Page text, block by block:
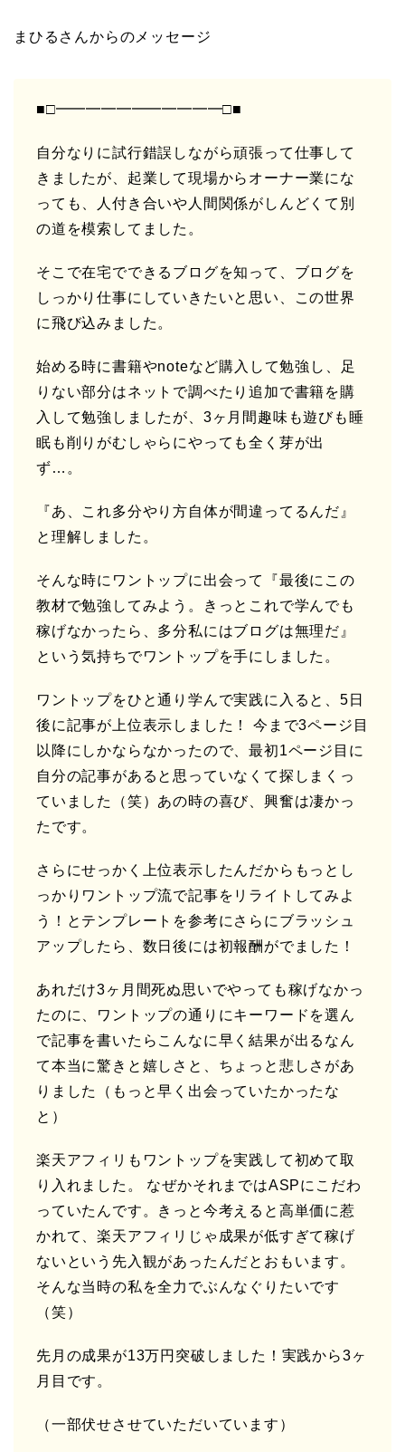
まひるさんからのメッセージ
■□━━━━━━━━━━━□■
自分なりに試行錯誤しながら頑張って仕事して
きましたが、起業して現場からオーナー業にな
っても、人付き合いや人間関係がしんどくて別
の道を模索してました。
そこで在宅でできるブログを知って、ブログを
しっかり仕事にしていきたいと思い、この世界
に飛び込みました。
始める時に書籍やnoteなど購入して勉強し、足
りない部分はネットで調べたり追加で書籍を購
入して勉強しましたが、3ヶ月間趣味も遊びも睡
眠も削りがむしゃらにやっても全く芽が出
ず…。
『あ、これ多分やり方自体が間違ってるんだ』
と理解しました。
そんな時にワントップに出会って『最後にこの
教材で勉強してみよう。きっとこれで学んでも
稼げなかったら、多分私にはブログは無理だ』
という気持ちでワントップを手にしました。
ワントップをひと通り学んで実践に入ると、5日
後に記事が上位表示しました！ 今まで3ページ目
以降にしかならなかったので、最初1ページ目に
自分の記事があると思っていなくて探しまくっ
ていました（笑）あの時の喜び、興奮は凄かっ
たです。
さらにせっかく上位表示したんだからもっとし
っかりワントップ流で記事をリライトしてみよ
う！とテンプレートを参考にさらにブラッシュ
アップしたら、数日後には初報酬がでました！
あれだけ3ヶ月間死ぬ思いでやっても稼げなかっ
たのに、ワントップの通りにキーワードを選ん
で記事を書いたらこんなに早く結果が出るなん
て本当に驚きと嬉しさと、ちょっと悲しさがあ
りました（もっと早く出会っていたかったな
と）
楽天アフィリもワントップを実践して初めて取
り入れました。 なぜかそれまではASPにこだわ
っていたんです。きっと今考えると高単価に惹
かれて、楽天アフィリじゃ成果が低すぎて稼げ
ないという先入観があったんだとおもいます。
そんな当時の私を全力でぶんなぐりたいです
（笑）
先月の成果が13万円突破しました！実践から3ヶ
月目です。
（一部伏せさせていただいています）